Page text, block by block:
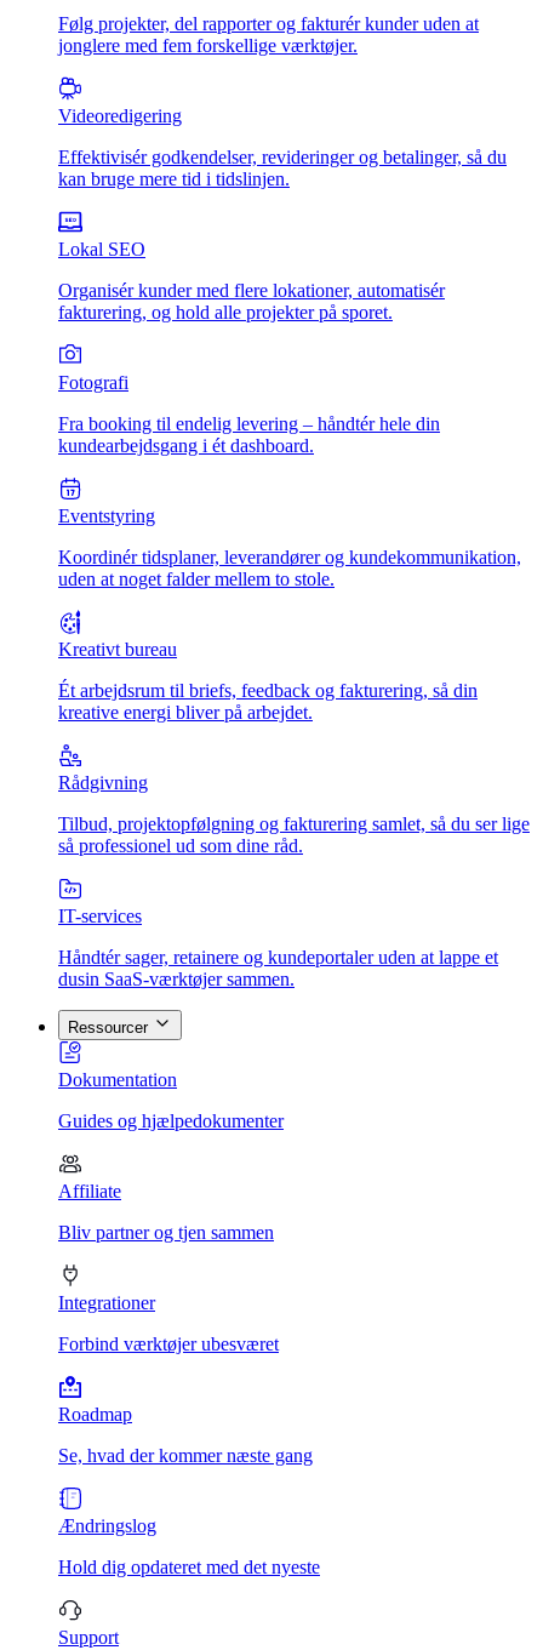
Følg projekter, del rapporter og fakturér kunder uden at
jonglere med fem forskellige værktøjer.
Videoredigering
Effektivisér godkendelser, revideringer og betalinger, så du
kan bruge mere tid i tidslinjen.
Lokal SEO
Organisér kunder med flere lokationer, automatisér
fakturering, og hold alle projekter på sporet.
Fotografi
Fra booking til endelig levering – håndtér hele din
kundearbejdsgang i ét dashboard.
Eventstyring
Koordinér tidsplaner, leverandører og kundekommunikation,
uden at noget falder mellem to stole.
Kreativt bureau
Ét arbejdsrum til briefs, feedback og fakturering, så din
kreative energi bliver på arbejdet.
Rådgivning
Tilbud, projektopfølgning og fakturering samlet, så du ser lige
så professionel ud som dine råd.
IT-services
Håndtér sager, retainere og kundeportaler uden at lappe et
dusin SaaS-værktøjer sammen.
Ressourcer
Dokumentation
Guides og hjælpedokumenter
Affiliate
Bliv partner og tjen sammen
Integrationer
Forbind værktøjer ubesværet
Roadmap
Se, hvad der kommer næste gang
Ændringslog
Hold dig opdateret med det nyeste
Support